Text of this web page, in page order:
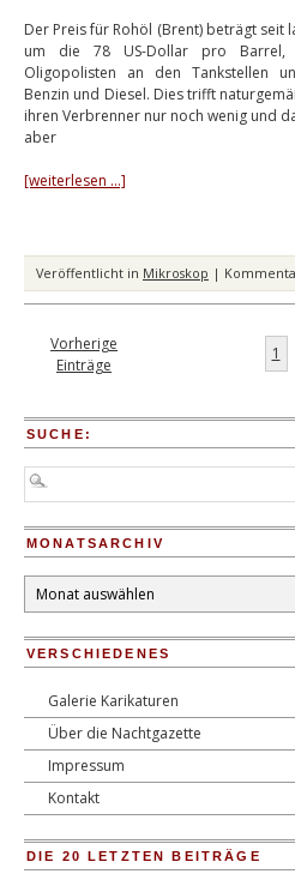
Der Preis für Rohöl (Brent) beträgt seit
um die 78 US-Dollar pro Barrel,
Oligopolisten an den Tankstellen
Benzin und Diesel. Dies trifft
ihren Verbrenner nur noch wenig und
aber
[weiterlesen …]
Veröffentlicht in Mikroskop |
Vorherige
Einträge
1
SUCHE:
MONATSARCHIV
Monatsarchiv
VERSCHIEDENES
Galerie Karikaturen
Über die Nachtgazette
Impressum
Kontakt
DIE 20 LETZTEN BEITRÄGE